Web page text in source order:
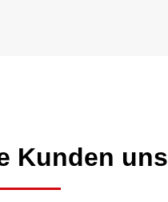
Kunden uns